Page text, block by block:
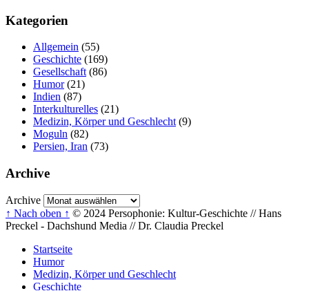
Kategorien
Allgemein (55)
Geschichte (169)
Gesellschaft (86)
Humor(21)
Indien (87)
Interkulturelles (21)
Medizin, Körper und Geschlecht (9)
Moguln (82)
Persien, Iran (73)
Archive
Archive
↑ Nach oben ↑ © 2024 Persophonie: Kultur-Geschichte // Hans
Preckel - Dachshund Media // Dr. Claudia Preckel
Startseite
Humor
Medizin, Körper und Geschlecht
Geschichte